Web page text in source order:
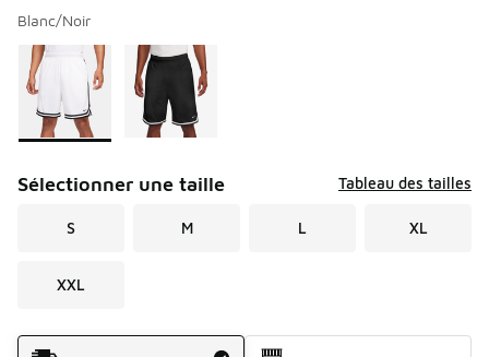
Blanc/Noir
Page 1 de 1 affichant 1 à 2 de 2 couleurs.
Veuillez sélectionner un modèle
Sélectionner une taille Tableau des tailles
S M L XL
XXL
Méthode d’expédition